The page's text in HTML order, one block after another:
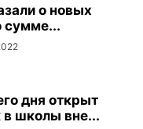
о новых
сумме...
дня открыт
в школы вне...